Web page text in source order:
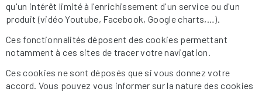
qu'un intérêt limité à l'enrichissement d'un service ou d'un
produit (vidéo Youtube, Facebook, Google charts,…).
Ces fonctionnalités déposent des cookies permettant
notamment à ces sites de tracer votre navigation.
Ces cookies ne sont déposés que si vous donnez votre
accord. Vous pouvez vous informer sur la nature des cookies